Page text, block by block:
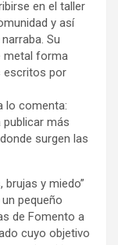
en el taller
y así
Su
metal forma
escritos por
lo comenta:
publicar más
surgen las
brujas y miedo”
pequeño
de Fomento a
cuyo objetivo